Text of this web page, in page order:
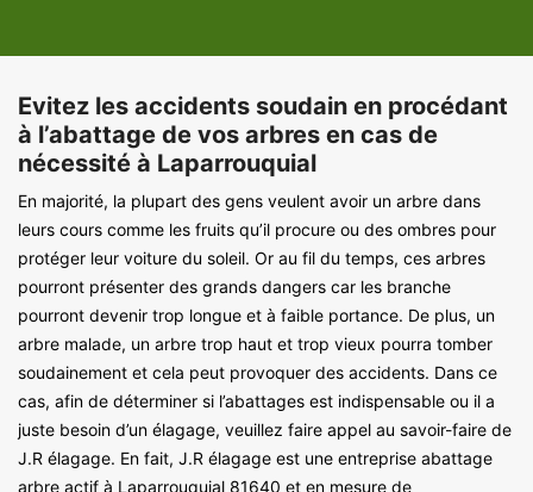
Evitez les accidents soudain en procédant
à l’abattage de vos arbres en cas de
nécessité à Laparrouquial
En majorité, la plupart des gens veulent avoir un arbre dans
leurs cours comme les fruits qu’il procure ou des ombres pour
protéger leur voiture du soleil. Or au fil du temps, ces arbres
pourront présenter des grands dangers car les branche
pourront devenir trop longue et à faible portance. De plus, un
arbre malade, un arbre trop haut et trop vieux pourra tomber
soudainement et cela peut provoquer des accidents. Dans ce
cas, afin de déterminer si l’abattages est indispensable ou il a
juste besoin d’un élagage, veuillez faire appel au savoir-faire de
J.R élagage. En fait, J.R élagage est une entreprise abattage
arbre actif à Laparrouquial 81640 et en mesure de